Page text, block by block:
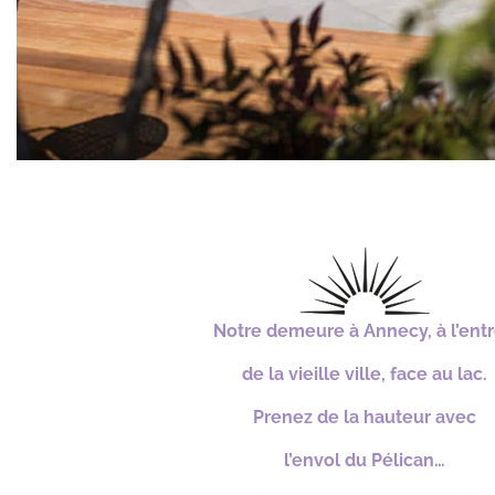
Notre demeure à Annecy, à
de la vieille ville, face au lac.
Prenez de la hauteur avec
l’envol du Pélican…